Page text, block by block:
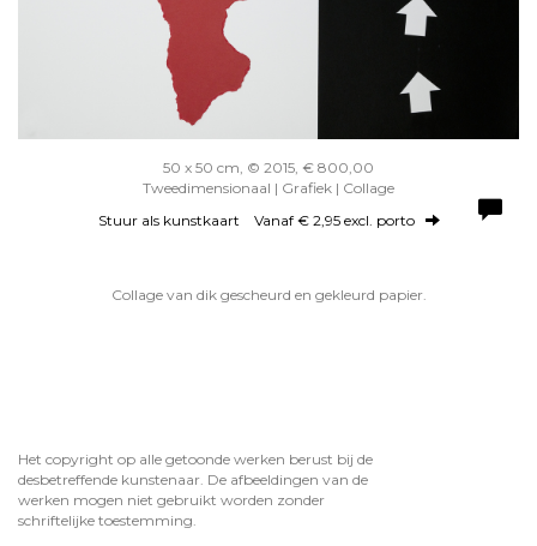
50 x 50 cm, © 2015, € 800,00
Tweedimensionaal | Grafiek | Collage
Stuur als kunstkaart Vanaf € 2,95 excl. porto
Collage van dik gescheurd en gekleurd papier.
Het copyright op alle getoonde werken berust bij de
desbetreffende kunstenaar. De afbeeldingen van de
werken mogen niet gebruikt worden zonder
schriftelijke toestemming.